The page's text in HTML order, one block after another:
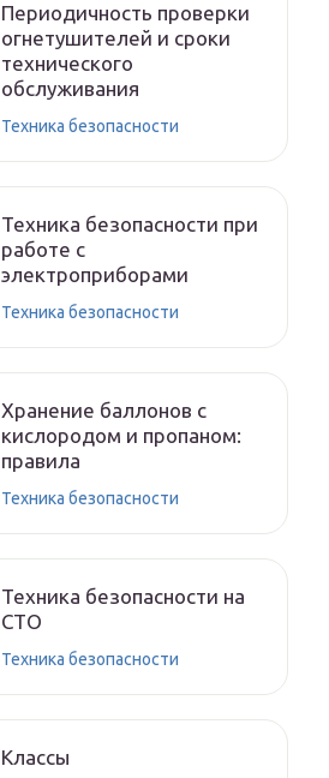
Периодичность проверки
огнетушителей и сроки
технического
обслуживания
Техника безопасности
Техника безопасности при
работе с
электроприборами
Техника безопасности
Хранение баллонов с
кислородом и пропаном:
правила
Техника безопасности
Техника безопасности на
СТО
Техника безопасности
Классы